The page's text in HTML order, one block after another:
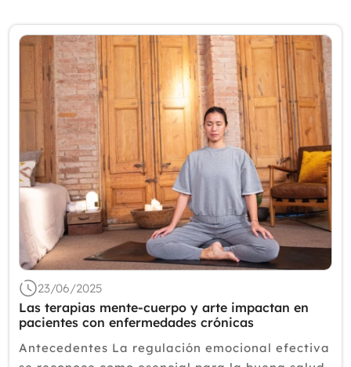
Enero
2025
2024
2023
2022
2021
2020
2019
2018
2016
2014
23/06/2025
Las terapias mente-cuerpo y arte impactan en
pacientes con enfermedades crónicas
Antecedentes La regulación emocional efectiva